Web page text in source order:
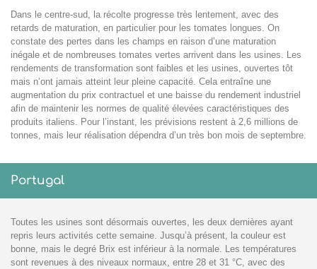
Dans le centre-sud, la récolte progresse très lentement, avec des
retards de maturation, en particulier pour les tomates longues. On
constate des pertes dans les champs en raison d’une maturation
inégale et de nombreuses tomates vertes arrivent dans les usines. Les
rendements de transformation sont faibles et les usines, ouvertes tôt
mais n’ont jamais atteint leur pleine capacité. Cela entraîne une
augmentation du prix contractuel et une baisse du rendement industriel
afin de maintenir les normes de qualité élevées caractéristiques des
produits italiens. Pour l’instant, les prévisions restent à 2,6 millions de
tonnes, mais leur réalisation dépendra d’un très bon mois de septembre.
Portugal
Toutes les usines sont désormais ouvertes, les deux dernières ayant
repris leurs activités cette semaine. Jusqu’à présent, la couleur est
bonne, mais le degré Brix est inférieur à la normale. Les températures
sont revenues à des niveaux normaux, entre 28 et 31 °C, avec des